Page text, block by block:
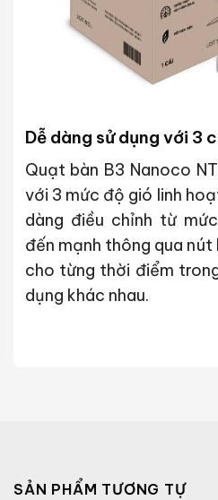
Dễ dàng sử dụng với 3
Quạt bàn B3 Nanoco
với 3 mức độ gió linh
dàng điều chỉnh từ
đến mạnh thông qua
cho từng thời điểm
dụng khác nhau.
SẢN PHẨM TƯƠNG TỰ